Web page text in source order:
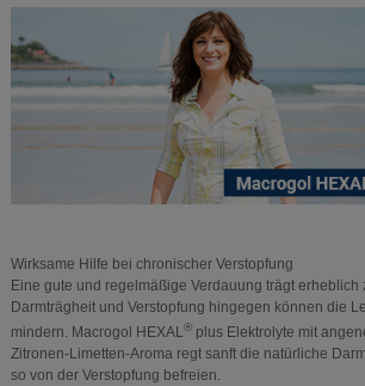
Wirksame Hilfe bei chronischer Verstopfung
Eine gute und regelmäßige Verdauung trägt erheblich
Darmträgheit und Verstopfung hingegen können die
mindern. Macrogol HEXAL®plus Elektrolyte mit
Zitronen-Limetten-Aroma regt sanft die natürliche
so von der Verstopfung befreien.